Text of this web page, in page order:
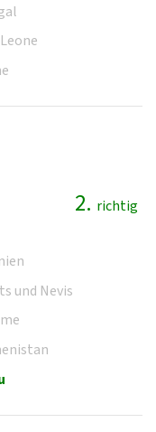
2. richtig
und Nevis